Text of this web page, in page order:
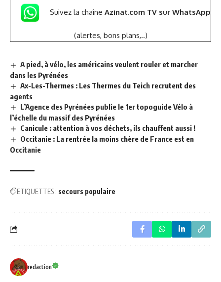
Suivez la chaîne Azinat.com TV sur WhatsApp
(alertes, bons plans,..)
A pied, à vélo, les américains veulent rouler et marcher
dans les Pyrénées
Ax-Les-Thermes : Les Thermes du Teich recrutent des
agents
L’Agence des Pyrénées publie le 1er topoguide Vélo à
l’échelle du massif des Pyrénées
Canicule : attention à vos déchets, ils chauffent aussi !
Occitanie : La rentrée la moins chère de France est en
Occitanie
ETIQUETTES : secours populaire
redaction